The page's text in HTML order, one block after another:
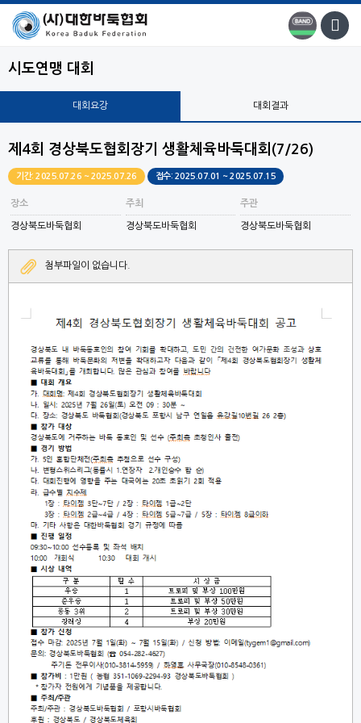
시도연맹 대회
대회요강 대회결과
제4회 경상북도협회장기 생활체육바둑대회(7/26)
기간: 2025.07.26 ~ 2025.07.26 접수: 2025.07.01 ~ 2025.07.15
장소
경상북도바둑협회
주최
경상북도바둑협회
주관
경상북도바둑협회
첨부파일이 없습니다.